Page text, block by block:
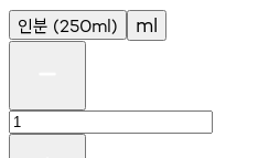
인분 (250ml) ml